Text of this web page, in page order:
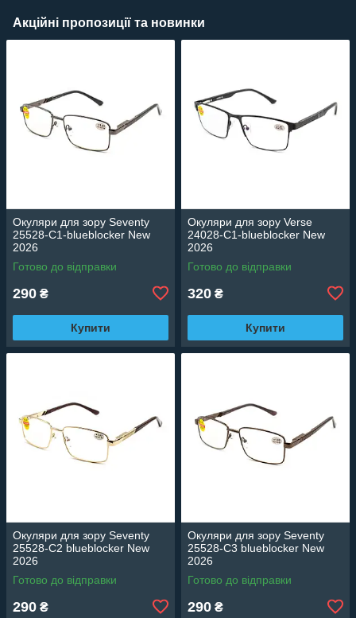
Акційні пропозиції та новинки
Окуляри для зору Seventy
25528-C1-blueblocker New
2026
Готово до відправки
290 ₴
Купити
Окуляри для зору Verse
24028-C1-blueblocker New
2026
Готово до відправки
320 ₴
Купити
Окуляри для зору Seventy
25528-C2 blueblocker New
2026
Готово до відправки
290 ₴
Окуляри для зору Seventy
25528-C3 blueblocker New
2026
Готово до відправки
290 ₴